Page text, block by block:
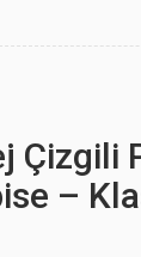
Çizgili
–